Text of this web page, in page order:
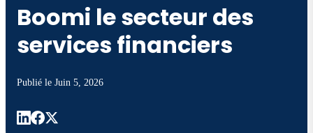
Boomi le secteur des
services financiers
Publié le Juin 5, 2026